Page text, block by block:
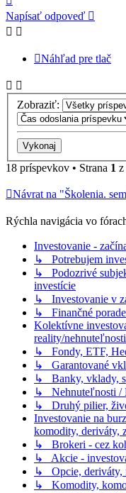
Napísať odpoveď
Náhľad pre tlač
Zobraziť:
18 príspevkov • Strana 1 z
Návrat na "Školenia.
Rýchla navigácia vo
Investovanie -
↳ Potrebujem
↳ Podozrivé
investície
↳ Investovanie v
↳ Finančné
Kolektívne
reality/
↳ Fondy, ETF,
↳ Garantované
↳ Banky, vklady,
↳ Nehnuteľnosti /
↳ Druhý pilier,
Investovanie na
komodity, deriváty,
↳ Brokeri - cez
↳ Akcie -
↳ Opcie, deriváty,
↳ Komodity,